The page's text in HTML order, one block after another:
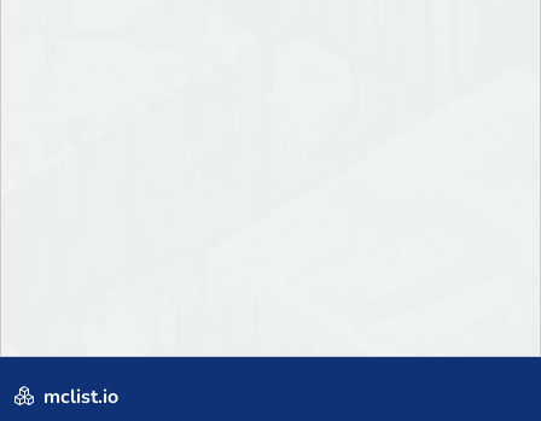
mclist.io